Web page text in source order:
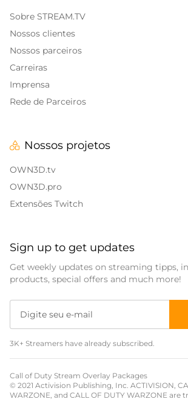
Sobre STREAM.TV
Nossos clientes
Nossos parceiros
Carreiras
Imprensa
Rede de Parceiros
Nossos projetos
OWN3D.tv
OWN3D.pro
Extensões Twitch
Sign up to get updates
Get weekly updates on streaming tipps,
products, special offers and much more!
3K+ Streamers have already subscribed.
Call of Duty Stream Overlay Packages
© 2021 Activision Publishing, Inc. ACTIVISION,
WARZONE, and CALL OF DUTY WARZONE are